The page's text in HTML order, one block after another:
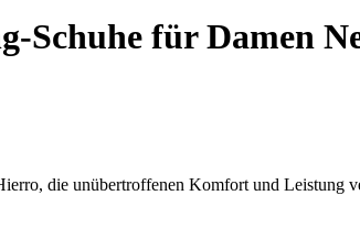
Schuhe für Damen
die unübertroffenen Komfort und Leistung